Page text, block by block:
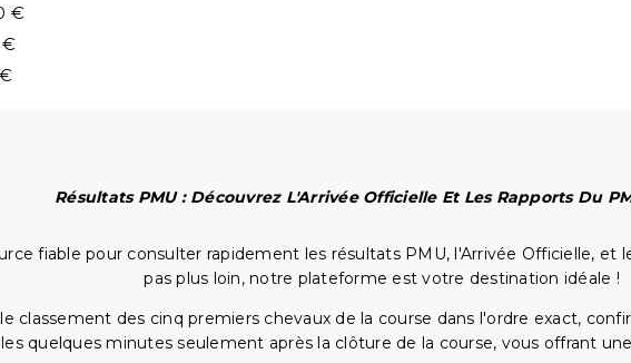
€
€
Résultats PMU : Découvrez L'Arrivée Officielle Et Les Rapports Du
fiable pour consulter rapidement les résultats PMU, l'Arrivée Officielle, et
pas plus loin, notre plateforme est votre destination idéale !
classement des cinq premiers chevaux de la course dans l'ordre exact,
quelques minutes seulement après la clôture de la course, vous offrant